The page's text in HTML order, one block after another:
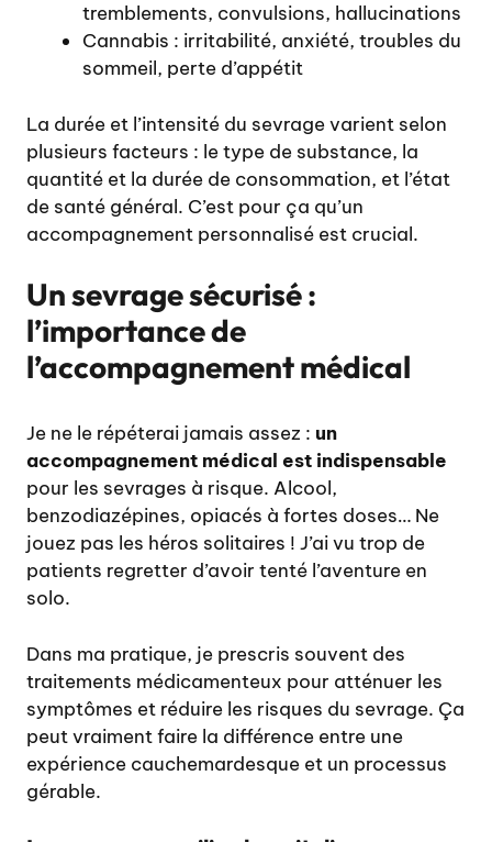
tremblements, convulsions, hallucinations
Cannabis : irritabilité, anxiété, troubles du
sommeil, perte d’appétit
La durée et l’intensité du sevrage varient selon
plusieurs facteurs : le type de substance, la
quantité et la durée de consommation, et l’état
de santé général. C’est pour ça qu’un
accompagnement personnalisé est crucial.
Un sevrage sécurisé :
l’importance de
l’accompagnement médical
Je ne le répéterai jamais assez : un
accompagnement médical est indispensable
pour les sevrages à risque. Alcool,
benzodiazépines, opiacés à fortes doses… Ne
jouez pas les héros solitaires ! J’ai vu trop de
patients regretter d’avoir tenté l’aventure en
solo.
Dans ma pratique, je prescris souvent des
traitements médicamenteux pour atténuer les
symptômes et réduire les risques du sevrage. Ça
peut vraiment faire la différence entre une
expérience cauchemardesque et un processus
gérable.